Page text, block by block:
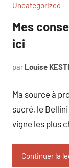
Uncategorized
Mes
ici
par Louise
Ma source à
sucré, le
vigne les plus
Continuer la